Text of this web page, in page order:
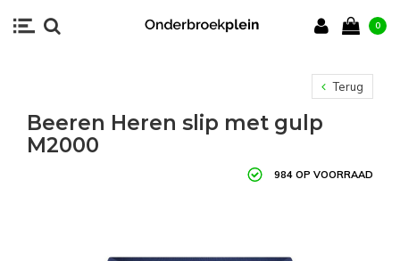
0
Terug
Beeren Heren slip met gulp
M2000
984 OP VOORRAAD